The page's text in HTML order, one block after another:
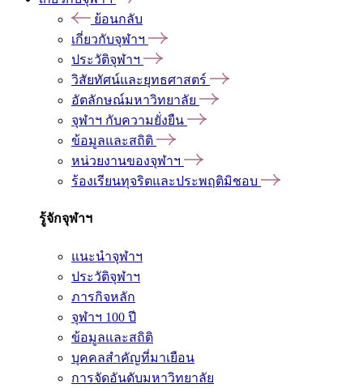
ย้อนกลับ
เกี่ยวกับจุฬาฯ
ประวัติจุฬาฯ
วิสัยทัศน์และยุทธศาสตร์
อัตลักษณ์มหาวิทยาลัย
จุฬาฯ กับความยั่งยืน
ข้อมูลและสถิติ
หน่วยงานของจุฬาฯ
ร้องเรียนทุจริตและประพฤติมิชอบ
รู้จักจุฬาฯ
แนะนำจุฬาฯ
ประวัติจุฬาฯ
ภารกิจหลัก
จุฬาฯ 100 ปี
ข้อมูลและสถิติ
บุคคลสำคัญที่มาเยือน
การจัดอันดับมหาวิทยาลัย